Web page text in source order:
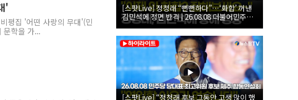
'
평집 '어떤 사랑의 무대'(민
문학을 가...
[스팟Live] 정청래 “뻔뻔하다”…‘화합’ 꺼낸
김민석에 정면 반격 | 26.08.08 더불어민주당
당대표·최고위원 후보 제주 합동연설회
[스팟Live] “정청래 후보 그동안 고생 많이 했